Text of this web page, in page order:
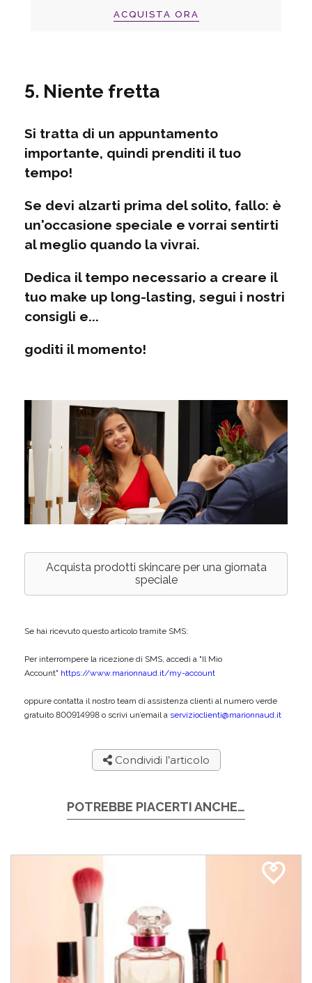
ACQUISTA ORA
5. Niente fretta
Si tratta di un appuntamento
importante, quindi prenditi il tuo
tempo!
Se devi alzarti prima del solito, fallo: è
un'occasione speciale e vorrai sentirti
al meglio quando la vivrai.
Dedica il tempo necessario a creare il
tuo make up long-lasting, segui i nostri
consigli e...
goditi il momento!
Acquista prodotti skincare per una giornata
speciale
Se hai ricevuto questo articolo tramite SMS:
Per interrompere la ricezione di SMS, accedi a "Il Mio
Account" https://www.marionnaud.it/my-account
oppure contatta il nostro team di assistenza clienti al numero verde
gratuito 800914998 o scrivi un’email a servizioclienti@marionnaud.it
Condividi l’articolo
POTREBBE PIACERTI ANCHE…